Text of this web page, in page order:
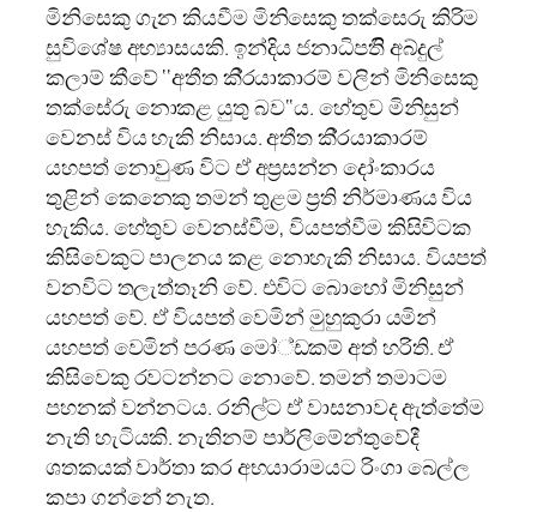
මිනිසෙකු ගැන කියවීම මිනිසෙකු තක්සෙරු කිරිම
සුවිශේෂ අභ්‍යාසයකි. ඉන්දිය ජනාධිපතිි අබ්දුල්
කලාම් කීවේ ‘‘අතීත කි‍්‍රයාකාරම් වලින් මිනිසෙකු
තක්සේරු නොකළ යුතු බව‘‘ය. හේතුව මිනිසුන්
වෙනස් විය හැකි නිසාය. අතීත කි‍්‍රයාකාරම්
යහපත් නොවුණ විට ඒ අප‍්‍රසන්න දෝංකාරය
තුළින් කෙනෙකු තමන් තුළම ප‍්‍රති නිර්මාණය විය
හැකිය. හේතුව වෙනස්වීම, වියපත්වීම කිසිවිටක
කිසිවෙකුට පාලනය කළ නොහැකි නිසාය. වියපත්
වනවිට තලැත්තෑනි වේ. එවිට බොහෝ මිනිසුන්
යහපත් වේ. ඒ වියපත් වෙමින් මුහුකුරා යමින්
යහපත් වෙමින් පරණ මෝ්ඩකම් අත් හරිති. ඒ
කිසිවෙකු රවටන්නට නොවේ. තමන් තමාටම
පහනක් වන්නටය. රනිල්ට ඒ වාසනාවද ඇත්තේම
නැති හැටියකි. නැතිනම් පාර්ලිමේන්තුවේදී
ශතකයක් වාර්තා කර අභයාරාමයට රිංගා බෙල්ල
කපා ගන්නේ නැත.